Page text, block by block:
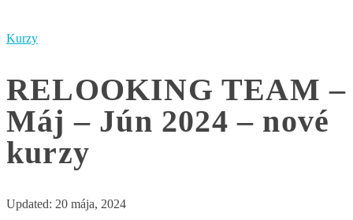
Kurzy
RELOOKING TEAM –
Máj – Jún 2024 – nové
kurzy
Updated: 20 mája, 2024